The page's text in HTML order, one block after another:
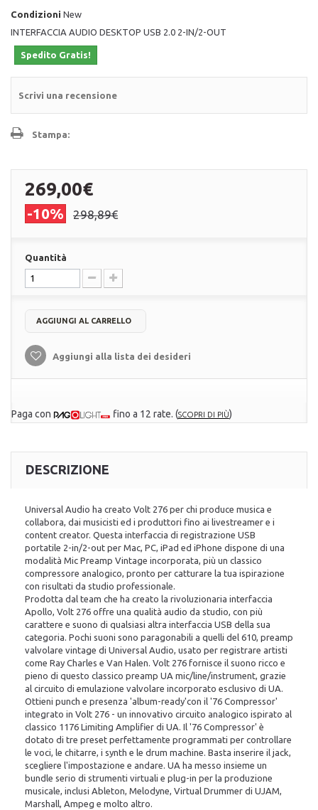
Condizioni New
INTERFACCIA AUDIO DESKTOP USB 2.0 2-IN/2-OUT
Spedito Gratis!
Scrivi una recensione
Stampa:
269,00€
-10% 298,89€
Quantità
AGGIUNGI AL CARRELLO
Aggiungi alla lista dei desideri
Paga con fino a 12 rate. (SCOPRI DI PIÙ)
DESCRIZIONE
Universal Audio ha creato Volt 276 per chi produce musica e
collabora, dai musicisti ed i produttori fino ai livestreamer e i
content creator. Questa interfaccia di registrazione USB
portatile 2-in/2-out per Mac, PC, iPad ed iPhone dispone di una
modalità Mic Preamp Vintage incorporata, più un classico
compressore analogico, pronto per catturare la tua ispirazione
con risultati da studio professionale.
Prodotta dal team che ha creato la rivoluzionaria interfaccia
Apollo, Volt 276 offre una qualità audio da studio, con più
carattere e suono di qualsiasi altra interfaccia USB della sua
categoria. Pochi suoni sono paragonabili a quelli del 610, preamp
valvolare vintage di Universal Audio, usato per registrare artisti
come Ray Charles e Van Halen. Volt 276 fornisce il suono ricco e
pieno di questo classico preamp UA mic/line/instrument, grazie
al circuito di emulazione valvolare incorporato esclusivo di UA.
Ottieni punch e presenza 'album-ready'con il '76 Compressor'
integrato in Volt 276 - un innovativo circuito analogico ispirato al
classico 1176 Limiting Amplifier di UA. Il '76 Compressor' è
dotato di tre preset perfettamente programmati per controllare
le voci, le chitarre, i synth e le drum machine. Basta inserire il jack,
scegliere l'impostazione e andare. UA ha messo insieme un
bundle serio di strumenti virtuali e plug-in per la produzione
musicale, inclusi Ableton, Melodyne, Virtual Drummer di UJAM,
Marshall, Ampeg e molto altro.